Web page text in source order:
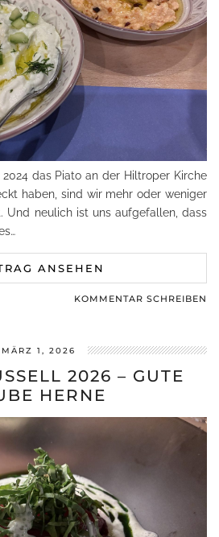
das Piato an der Hiltroper Kirche
haben, sind wir mehr oder weniger
Und neulich ist uns aufgefallen, dass
ANSEHEN
KOMMENTAR SCHREIBEN
MÄRZ 1, 2026
2026 – GUTE
HERNE